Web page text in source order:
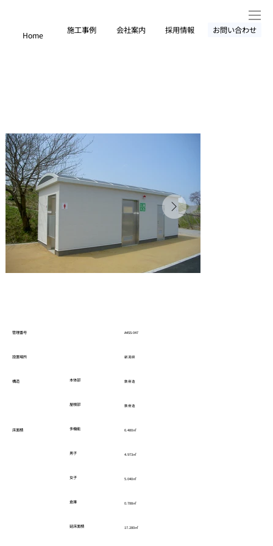
Home
施工事例 会社案内 採用情報 お問い合わせ
管理番号 A4SS-047
設置場所 新潟県
構造 本体部 鉄骨造
屋根部 鉄骨造
床面積 多機能 6.480㎡
男子 4.973㎡
女子 5.040㎡
倉庫 0.788㎡
延床面積 17.280㎡